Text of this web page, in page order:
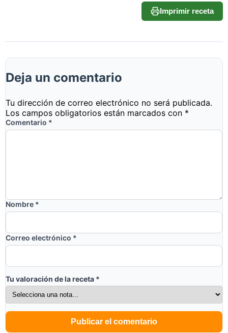
Imprimir receta
Deja un comentario
Tu dirección de correo electrónico no será publicada.
Los campos obligatorios están marcados con *
Comentario *
Nombre *
Correo electrónico *
Tu valoración de la receta *